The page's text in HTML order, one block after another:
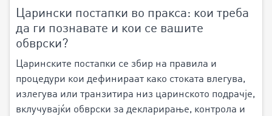
Царински постапки во пракса: кои треба
да ги познавате и кои се вашите
обврски?
Царинските постапки се збир на правила и
процедури кои дефинираат како стоката влегува,
излегува или транзитира низ царинското подрачје,
вклучувајќи обврски за декларирање, контрола и